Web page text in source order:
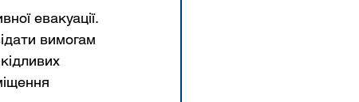
евакуації.
вимогам